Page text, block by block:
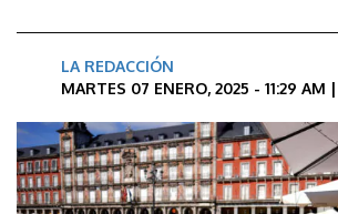
LA REDACCIÓN
MARTES 07 ENERO, 2025 - 11:29 AM |